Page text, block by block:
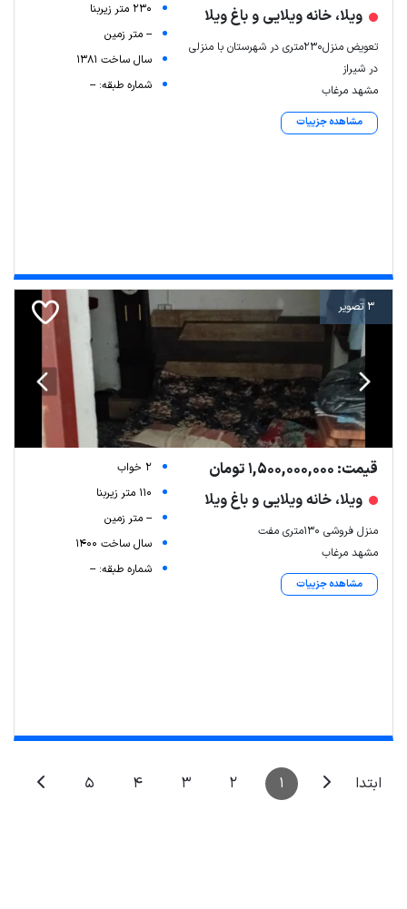
ویلا، خانه ویلایی و باغ ویلا
تعویض منزل۲۳۰متری در شهرستان با منزلی
در شیراز
مشهد مرغاب
مشاهده جزییات
230 متر زیربنا
-- متر زمین
سال ساخت 1381
شماره طبقه: --
3 تصویر
قیمت: 1,500,000,000 تومان
ویلا، خانه ویلایی و باغ ویلا
منزل فروشی 130متری مفت
مشهد مرغاب
مشاهده جزییات
2 خواب
110 متر زیربنا
-- متر زمین
سال ساخت 1400
شماره طبقه: --
ابتدا 1
2
3
4
5